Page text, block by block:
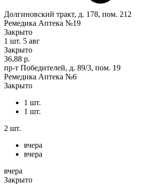
Долгиновский тракт, д. 178, пом. 212
Ремедика Аптека №19
Закрыто
1 шт. 5 авг
Закрыто
36,88 р.
пр-т Победителей, д. 89/3, пом. 19
Ремедика Аптека №6
Закрыто
1 шт.
1 шт.
2 шт.
вчера
вчера
вчера
Закрыто